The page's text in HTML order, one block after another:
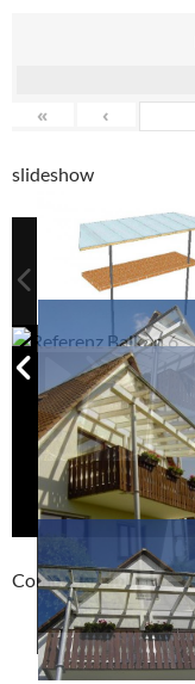
« ‹
slideshow
Compackt album